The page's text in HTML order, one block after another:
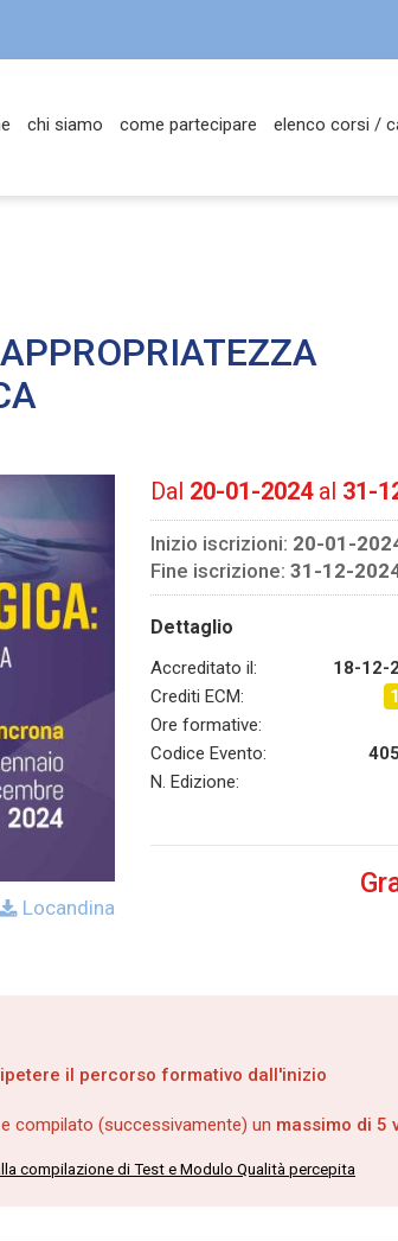
chi siamo come partecipare elenco corsi /
Locandina
Dal 20-01-2024al 31-
Inizio iscrizioni: 20-01-
Fine iscrizione: 31-12-
Dettaglio
Accreditato il:
18-12-
Crediti ECM:
Ore formative:
Codice Evento:
N. Edizione:
il percorso formativo dall'inizio
compilato (successivamente) un massimo di 5
compilazione di Test e Modulo Qualità percepita